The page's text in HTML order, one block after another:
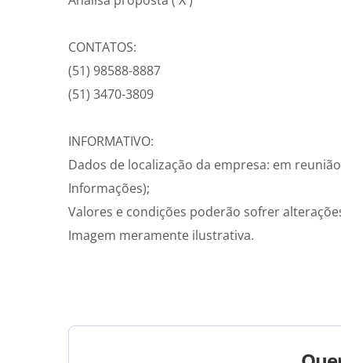
CONTATOS:
(51) 98588-8887
(51) 3470-3809
INFORMATIVO:
Dados de localização da empresa: em
Informações);
Valores e condições poderão sofrer
Imagem meramente ilustrativa.